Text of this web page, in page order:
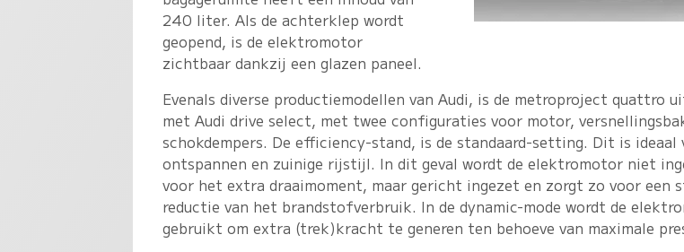
240 liter. Als de achterklep wordt
geopend, is de elektromotor
zichtbaar dankzij een glazen paneel.
Evenals diverse productiemodellen van Audi, is de metroproject quattro
met Audi drive select, met twee configuraties voor motor,
schokdempers. De efficiency-stand, is de standaard-setting. Dit is ideaal
ontspannen en zuinige rijstijl. In dit geval wordt de elektromotor niet
voor het extra draaimoment, maar gericht ingezet en zorgt zo voor een
reductie van het brandstofverbruik. In de dynamic-mode wordt de
gebruikt om extra (trek)kracht te generen ten behoeve van maximale